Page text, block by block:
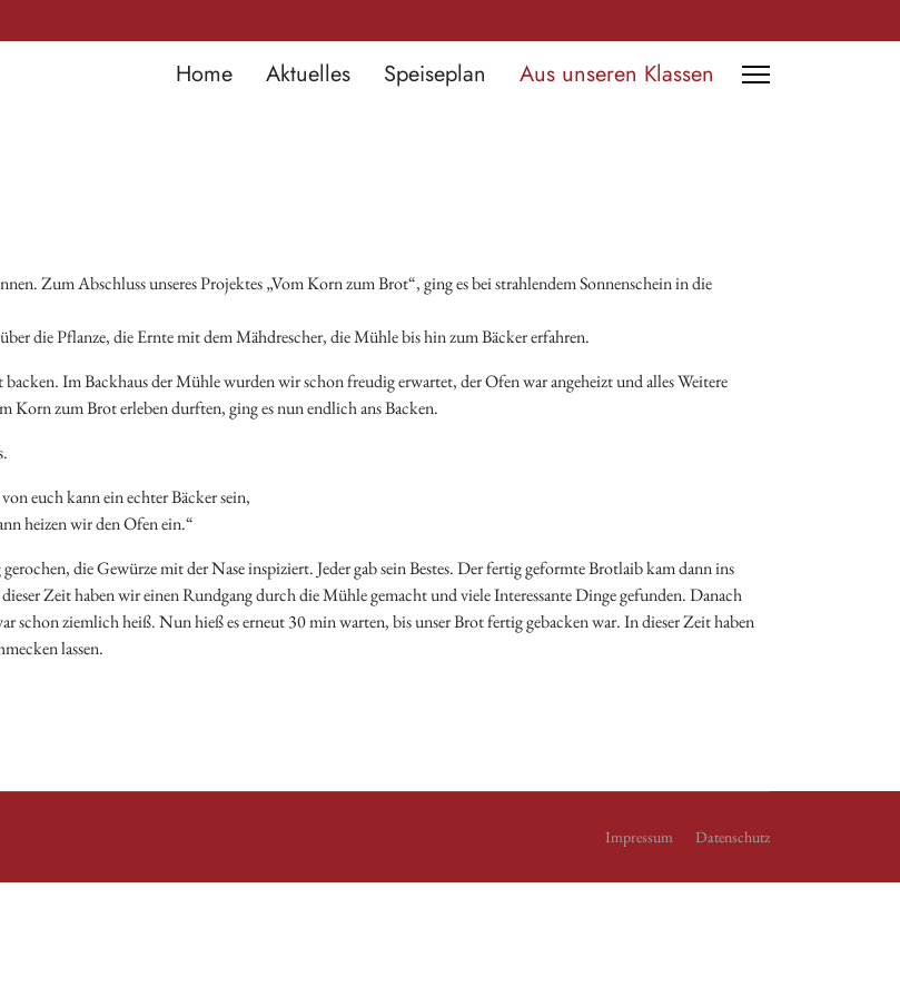
Home Aktuelles Speiseplan Aus unseren Klassen
Zum Abschluss unseres Projektes „Vom Korn zum Brot“, ging es bei strahlendem Sonnenschein in die
die Pflanze, die Ernte mit dem Mähdrescher, die Mühle bis hin zum Bäcker erfahren.
Im Backhaus der Mühle wurden wir schon freudig erwartet, der Ofen war angeheizt und alles Weitere
zum Brot erleben durften, ging es nun endlich ans Backen.
euch kann ein echter Bäcker sein,
heizen wir den Ofen ein.“
die Gewürze mit der Nase inspiziert. Jeder gab sein Bestes. Der fertig geformte Brotlaib kam dann ins
Zeit haben wir einen Rundgang durch die Mühle gemacht und viele Interessante Dinge gefunden. Danach
schon ziemlich heiß. Nun hieß es erneut 30 min warten, bis unser Brot fertig gebacken war. In dieser Zeit haben
lassen.
Impressum Datenschutz